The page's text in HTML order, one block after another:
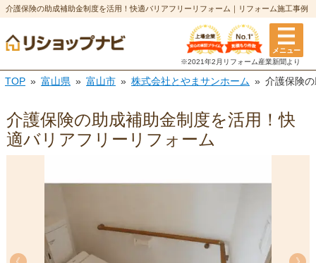
介護保険の助成補助金制度を活用！快適バリアフリーリフォーム｜リフォーム施工事例
メニュー
※2021年2月リフォーム産業新聞より
TOP 富山県 富山市 株式会社とやまサンホーム 介護保険
介護保険の助成補助金制度を活用！快
適バリアフリーリフォーム